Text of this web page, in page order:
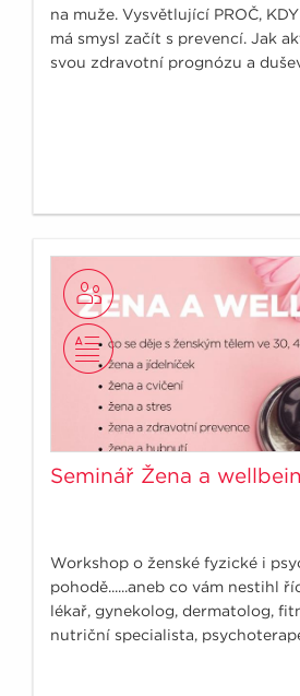
na muže. Vysvětlující PROČ,
má smysl začít s prevencí. Jak
svou zdravotní prognózu a
Seminář Žena a
Workshop o ženské fyzické i
pohodě......aneb co vám nestihl
lékař, gynekolog, dermatolog,
nutriční specialista,